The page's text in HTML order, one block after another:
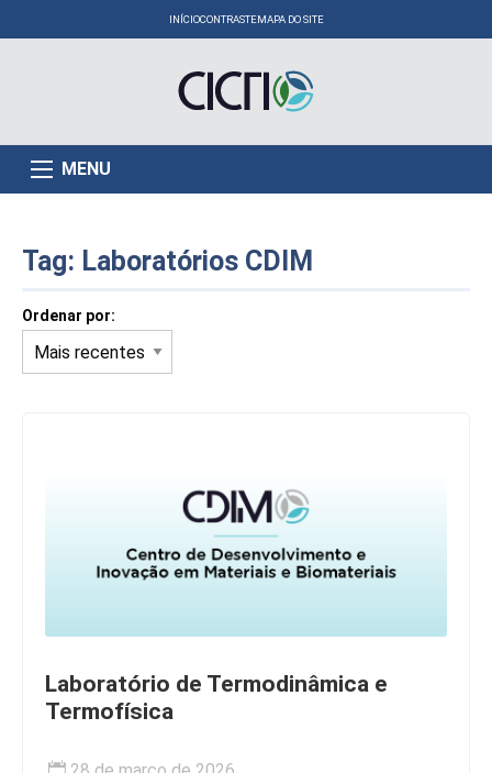
INÍCIOCONTRASTEMAPA DO SITE
MENU
Tag: Laboratórios CDIM
Ordenar por:
Laboratório de Termodinâmica e
Termofísica